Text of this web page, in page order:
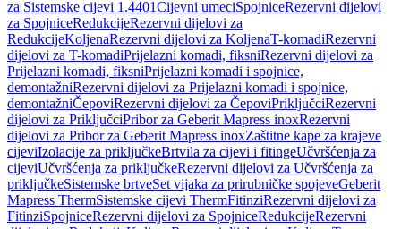
za Sistemske cijevi 1.4401Cijevni umeciSpojniceRezervni dijelovi
za SpojniceRedukcijeRezervni dijelovi za
RedukcijeKoljenaRezervni dijelovi za KoljenaT-komadiRezervni
dijelovi za T-komadiPrijelazni komadi, fiksniRezervni dijelovi za
Prijelazni komadi, fiksniPrijelazni komadi i spojnice,
demontažniRezervni dijelovi za Prijelazni komadi i spojnice,
demontažniČepoviRezervni dijelovi za ČepoviPriključciRezervni
dijelovi za PriključciPribor za Geberit Mapress inoxRezervni
dijelovi za Pribor za Geberit Mapress inoxZaštitne kape za krajeve
cijeviIzolacije za priključkeBrtvila za cijevi i fitingeUčvršćenja za
cijeviUčvršćenja za priključkeRezervni dijelovi za Učvršćenja za
priključkeSistemske brtveSet vijaka za prirubničke spojeveGeberit
Mapress ThermSistemske cijevi ThermFitinziRezervni dijelovi za
FitinziSpojniceRezervni dijelovi za SpojniceRedukcijeRezervni